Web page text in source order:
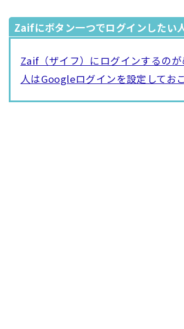
Zaifにボタン一つでログインしたい
Zaif（ザイフ）にログインするのが
人はGoogleログインを設定してお